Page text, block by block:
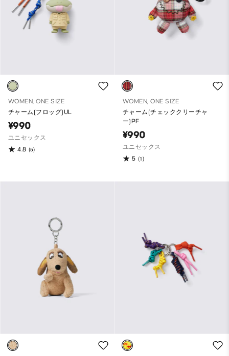
WOMEN, ONE SIZE
チャーム(フロッグ)UL
¥990
ユニセックス
4.8 (5)
WOMEN, ONE SIZE
チャーム(チェッククリーチャ
ー)PF
¥990
ユニセックス
5 (1)